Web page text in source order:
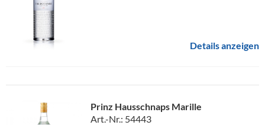
Details anzeigen
Prinz Hausschnaps Marille
Art.-Nr.: 54443